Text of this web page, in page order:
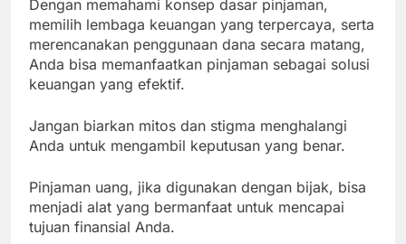
Dengan memahami konsep dasar pinjaman,
memilih lembaga keuangan yang terpercaya, serta
merencanakan penggunaan dana secara matang,
Anda bisa memanfaatkan pinjaman sebagai solusi
keuangan yang efektif.
Jangan biarkan mitos dan stigma menghalangi
Anda untuk mengambil keputusan yang benar.
Pinjaman uang, jika digunakan dengan bijak, bisa
menjadi alat yang bermanfaat untuk mencapai
tujuan finansial Anda.